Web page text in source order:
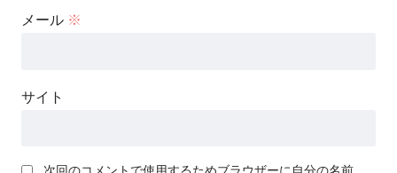
メール ※
サイト